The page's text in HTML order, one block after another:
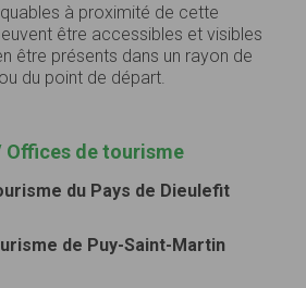
à proximité de cette
être accessibles et visibles
être présents dans un rayon de
du point de départ.
Offices de tourisme
du Pays de Dieulefit
de Puy-Saint-Martin